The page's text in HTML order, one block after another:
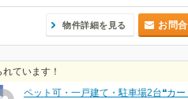
物件詳細を見る お問
れています！
ペット可・一戸建て・駐車場2台❝カー